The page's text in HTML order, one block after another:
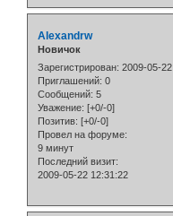
Alexandrw
Новичок
Зарегистрирован: 2009-05-22
Приглашений: 0
Сообщений: 5
Уважение: [+0/-0]
Позитив: [+0/-0]
Провел на форуме:
9 минут
Последний визит:
2009-05-22 12:31:22